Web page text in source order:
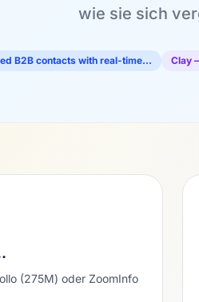
wie sie sich
B2B contacts with real-time… Clay
(275M) oder ZoomInfo